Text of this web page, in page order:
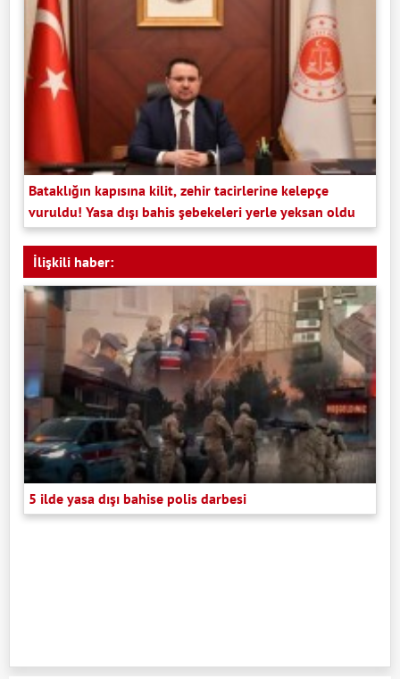
Bataklığın kapısına kilit, zehir tacirlerine kelepçe
vuruldu! Yasa dışı bahis şebekeleri yerle yeksan oldu
İlişkili haber:
5 ilde yasa dışı bahise polis darbesi